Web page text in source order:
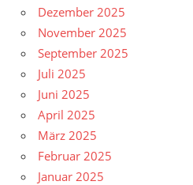
Dezember 2025
November 2025
September 2025
Juli 2025
Juni 2025
April 2025
März 2025
Februar 2025
Januar 2025